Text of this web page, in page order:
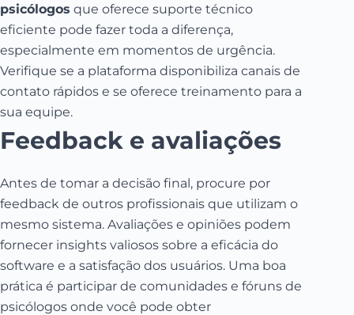
psicólogos que oferece suporte técnico
eficiente pode fazer toda a diferença,
especialmente em momentos de urgência.
Verifique se a plataforma disponibiliza canais de
contato rápidos e se oferece treinamento para a
sua equipe.
Feedback e avaliações
Antes de tomar a decisão final, procure por
feedback de outros profissionais que utilizam o
mesmo sistema. Avaliações e opiniões podem
fornecer insights valiosos sobre a eficácia do
software e a satisfação dos usuários. Uma boa
prática é participar de comunidades e fóruns de
psicólogos onde você pode obter